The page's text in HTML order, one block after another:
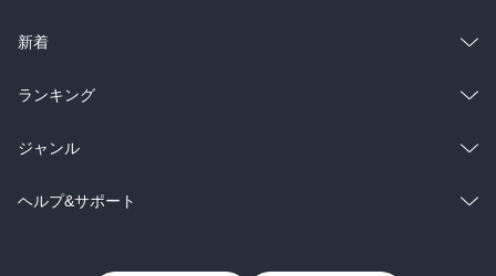
ラノベ
雑誌・グラビア
BL・TL
総合
ラノベ
雑誌・グラビア
BL・TL
新着
総合
ラノベ
雑誌・グラビア
ランキング
総合
ラノベ
ジャンル
コミック
ヘルプ&サポート